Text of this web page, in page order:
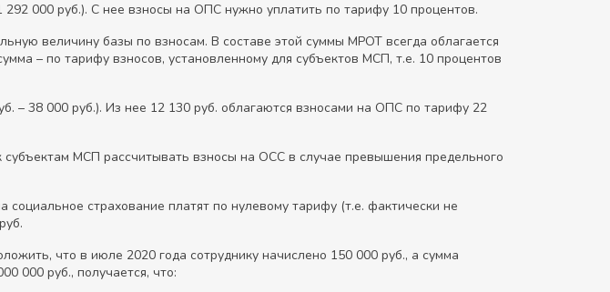
000 руб.). С нее взносы на ОПС нужно уплатить по тарифу 10 процентов.
величину базы по взносам. В составе этой суммы МРОТ всегда облагается
– по тарифу взносов, установленному для субъектов МСП, т.е. 10 процентов
– 38 000 руб.). Из нее 12 130 руб. облагаются взносами на ОПС по тарифу 22
МСП рассчитывать взносы на ОСС в случае превышения предельного
страхование платят по нулевому тарифу (т.е. фактически не
что в июле 2020 года сотруднику начислено 150 000 руб., а сумма
000 руб., получается, что: